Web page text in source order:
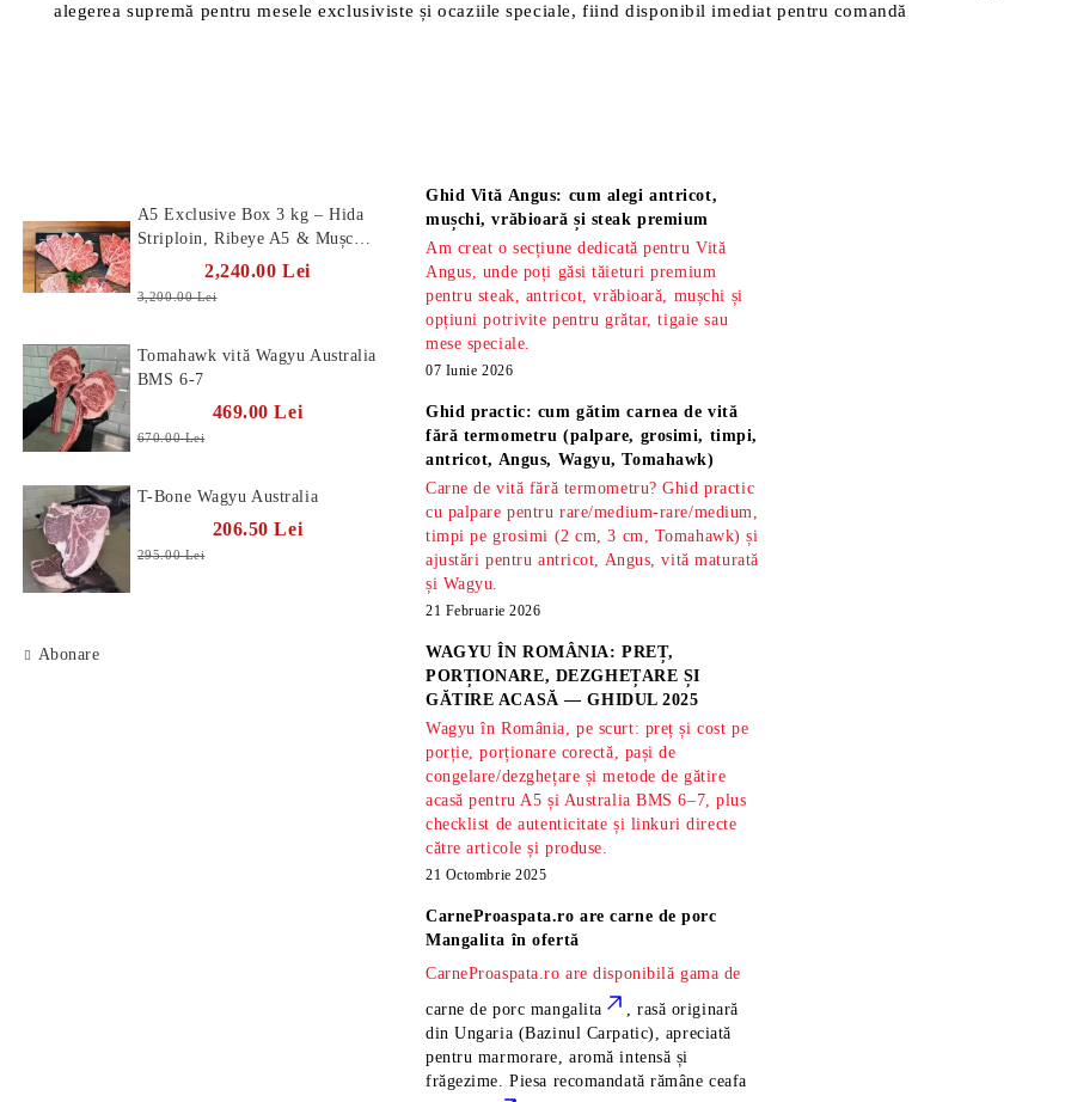
alegerea supremă pentru mesele exclusiviste și ocaziile speciale, fiind disponibil imediat pentru comandă
A5 Exclusive Box 3 kg – Hida
Striploin, Ribeye A5 & Mușchi
2,240.00 Lei
3,200.00 Lei
Tomahawk vită Wagyu Australia
BMS 6-7
469.00 Lei
670.00 Lei
T-Bone Wagyu Australia
206.50 Lei
295.00 Lei
Abonare
Ghid Vită Angus: cum alegi antricot,
mușchi, vrăbioară și steak premium
Am creat o secțiune dedicată pentru Vită
Angus, unde poți găsi tăieturi premium
pentru steak, antricot, vrăbioară, mușchi și
opțiuni potrivite pentru grătar, tigaie sau
mese speciale.
07 Iunie 2026
Ghid practic: cum gătim carnea de vită
fără termometru (palpare, grosimi, timpi,
antricot, Angus, Wagyu, Tomahawk)
Carne de vită fără termometru? Ghid practic
cu palpare pentru rare/medium-rare/medium,
timpi pe grosimi (2 cm, 3 cm, Tomahawk) și
ajustări pentru antricot, Angus, vită maturată
și Wagyu.
21 Februarie 2026
WAGYU ÎN ROMÂNIA: PREȚ,
PORȚIONARE, DEZGHEȚARE ȘI
GĂTIRE ACASĂ — GHIDUL 2025
Wagyu în România, pe scurt: preț și cost pe
porție, porționare corectă, pași de
congelare/dezghețare și metode de gătire
acasă pentru A5 și Australia BMS 6–7, plus
checklist de autenticitate și linkuri directe
către articole și produse.
21 Octombrie 2025
CarneProaspata.ro arecarne de porc
Mangalita în ofertă
CarneProaspata.ro are disponibilă gama de
carne de porc mangalita
, rasă originară
din Ungaria (Bazinul Carpatic), apreciată
pentru marmorare, aromă intensă și
frăgezime. Piesa recomandată rămâneceafa